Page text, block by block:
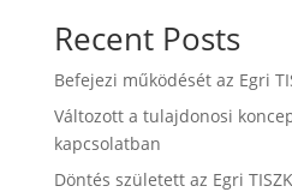
Recent Posts
Befejezi működését az Egri
Változott a tulajdonosi
kapcsolatban
Döntés született az Egri